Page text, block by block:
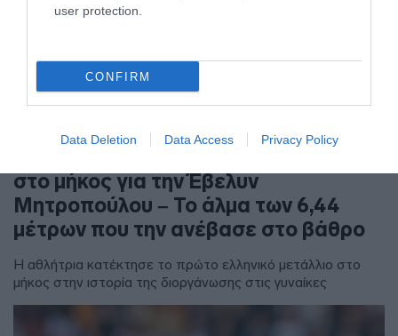
user protection.
CONFIRM
Data Deletion Data Access Privacy Policy
στο μήκος για την Έβελυν
Μητροπούλου – Το άλμα των 6,44
μέτρων που την ανέβασε στο βάθρο
Η αθλήτρια κατέκτησε το πρώτο ελληνικό μετάλλιο στο
μήκος στην ιστορία της διοργάνωσης στις γυναίκες